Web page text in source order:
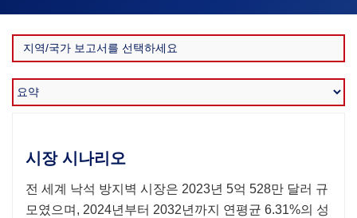
시장 시나리오
전 세계 낙석 방지벽 시장은 2023년 5억 528만 달러 규
모였으며, 2024년부터 2032년까지 연평균 6.31%의 성